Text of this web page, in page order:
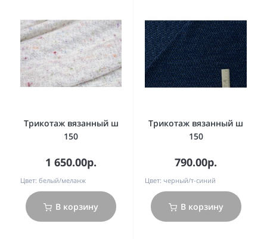
Трикотаж вязанный ш
150
1 650.00р.
Цвет: белый/меланж
В корзину
Трикотаж вязанный ш
150
790.00р.
Цвет: черный/т-синий
В корзину